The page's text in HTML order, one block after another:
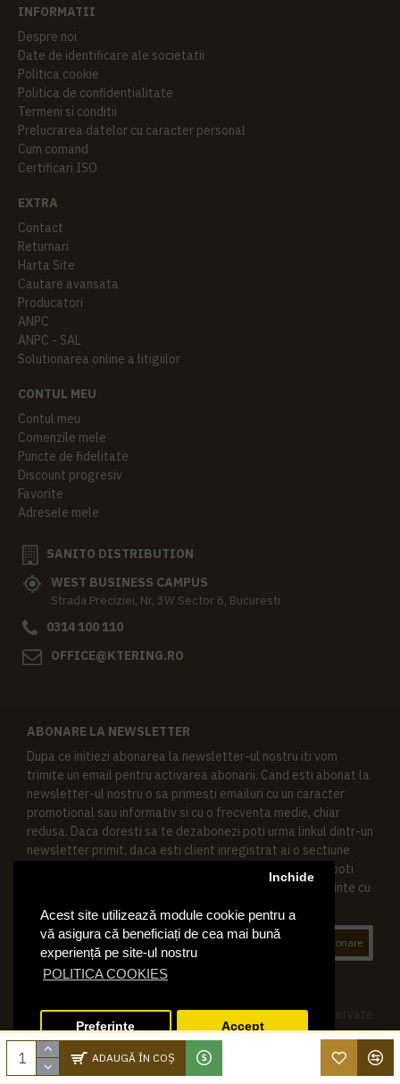
Acest site utilizează module cookie pentru a
vă asigura că beneficiați de cea mai bună
experiență pe site-ul nostru
POLITICA COOKIES
Inchide
Preferinte Accept
ADAUGĂ ÎN COŞ
INFORMATII
Despre noi
Date de identificare ale societatii
Politica cookie
Politica de confidentialitate
Termeni si conditii
Prelucrarea datelor cu caracter personal
Cum comand
Certificari ISO
EXTRA
Contact
Returnari
Harta Site
Cautare avansata
Producatori
ANPC
ANPC - SAL
Solutionarea online a litigiilor
CONTUL MEU
Contul meu
Comenzile mele
Puncte de fidelitate
Discount progresiv
Favorite
Adresele mele
SANITO DISTRIBUTION
WEST BUSINESS CAMPUS
Strada Preciziei, Nr, 3W Sector 6, Bucuresti
0314 100 110
OFFICE@KTERING.RO
ABONARE LA NEWSLETTER
Dupa ce initiezi abonarea la newsletter-ul nostru iti vom
trimite un email pentru activarea abonarii. Cand esti abonat la
newsletter-ul nostru o sa primesti emailuri cu un caracter
promotional sau informativ si cu o frecventa medie, chiar
redusa. Daca doresti sa te dezabonezi poti urma linkul dintr-un
newsletter primit, daca esti client inregistrat ai o sectiune
speciala in contul tau in acest scop, si de asemenea ne poti
contacta oricand pe email pentru orice intrebari sau cerinte cu
Abonare
© 2019 Ktering.ro , Toate drepturile rezervate